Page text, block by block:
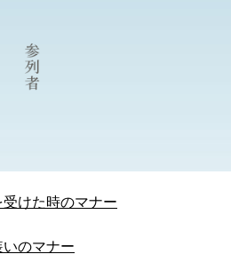
ョン
ル
けた時のマナー
いのマナー